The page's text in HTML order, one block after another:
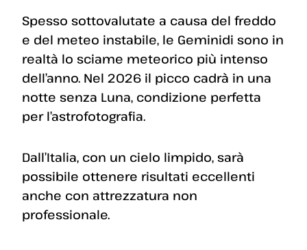
Spesso sottovalutate a causa del freddo
e del meteo instabile, le Geminidi sono in
realtà lo sciame meteorico più intenso
dell’anno. Nel 2026 il picco cadrà in una
notte senza Luna, condizione perfetta
per l’astrofotografia.
Dall’Italia, con un cielo limpido, sarà
possibile ottenere risultati eccellenti
anche con attrezzatura non
professionale.